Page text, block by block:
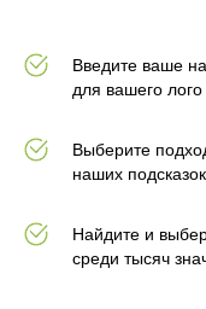
Введите ваше
для вашего лого
Выберите
наших подсказок
Найдите и
среди тысяч